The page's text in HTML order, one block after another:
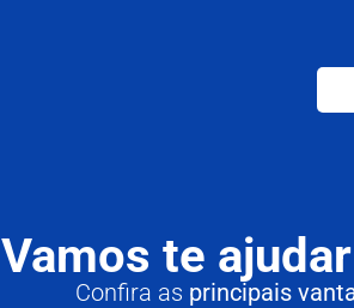
Vamos te
Confira as principais